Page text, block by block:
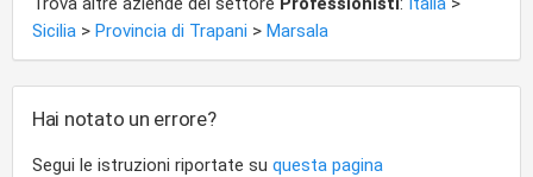
Sicilia > Provincia di Trapani > Marsala
Hai notato un errore?
Segui le istruzioni riportate su questa pagina